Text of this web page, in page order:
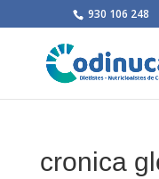
930 106 248
cronica